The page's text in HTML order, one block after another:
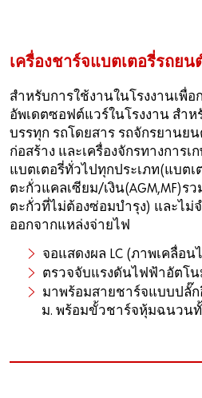
เครื่องชาร์จแบตเตอรี่รถยน
สำหรับการใช้งานในโรงงานเพื่
อัพเดตซอฟต์แวร์ในโรงงาน สำ
บรรทุก รถโดยสาร รถจักรยานยน
ก่อสร้าง และเครื่องจักรทางการเ
แบตเตอรี่ทั่วไปทุกประเภท(แบต
ตะกั่วแคลเซียม/เงิน(AGM,MF)ร
ตะกั่วที่ไม่ต้องซ่อมบำรุง) และไม่
ออกจากแหล่งจ่ายไฟ
จอแสดงผล LC (ภาพเคลื่อน
ตรวจจับแรงดันไฟฟ้าอัตโ
มาพร้อมสายชาร์จแบบปลั๊ก
ม. พร้อมขั้วชาร์จหุ้มฉนวนทั้